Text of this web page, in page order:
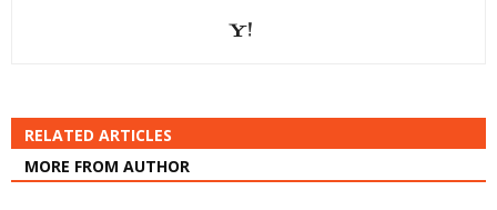
RELATED ARTICLES
MORE FROM AUTHOR